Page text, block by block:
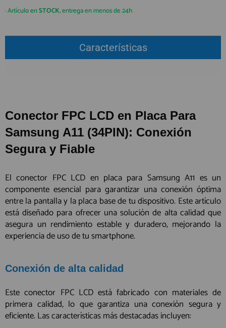
GUÍA DE COMPRA
(+34)912 477 744
info@preciosadictos.com
REGISTRO PROFESIONAL
· Artículo enSTOCK, entrega en menos de 24h
Características
Conector FPC LCD en Placa Para
Samsung A11 (34PIN): Conexión
Segura y Fiable
El conector FPC LCD en placa para Samsung A11 es un
componente esencial para garantizar una conexión óptima
entre la pantalla y la placa base de tu dispositivo. Este artículo
está diseñado para ofrecer una solución de alta calidad que
asegura un rendimiento estable y duradero, mejorando la
experiencia de uso de tu smartphone.
Conexión de alta calidad
Este conector FPC LCD está fabricado con materiales de
primera calidad, lo que garantiza una conexión segura y
eficiente. Las características más destacadas incluyen: